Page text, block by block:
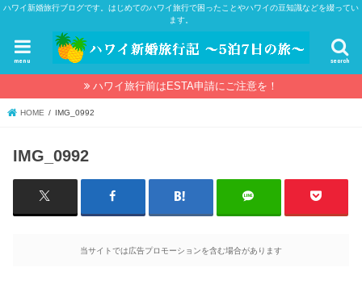
ハワイ新婚旅行ブログです。はじめてのハワイ旅行で困ったことやハワイの豆知識などを綴ってい
ます。
search
menu
ハワイ旅行前はESTA申請にご注意を！
HOME IMG_0992
IMG_0992
当サイトでは広告プロモーションを含む場合があります